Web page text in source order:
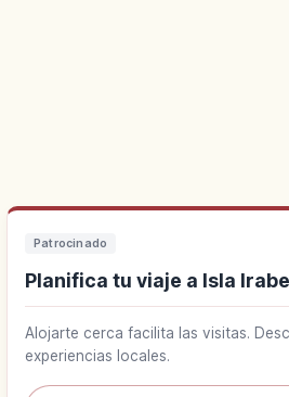
Patrocinado
Planifica tu viaje a Isla
Alojarte cerca facilita las visitas.
experiencias locales.